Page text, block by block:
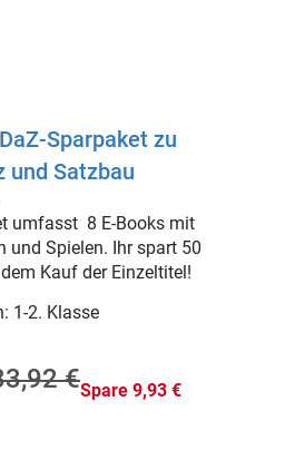
Sparpaket zu
und Satzbau
umfasst 8 E-Books mit
und Spielen. Ihr spart 50
Kauf der Einzeltitel!
1-2. Klasse
€Spare 9,93 €